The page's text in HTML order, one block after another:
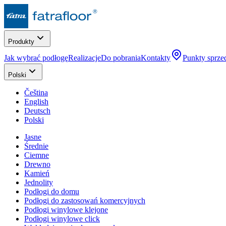
Produkty
Jak wybrać podłogęRealizacjeDo pobraniaKontakty Punkty
Polski
Čeština
English
Deutsch
Polski
Jasne
Średnie
Ciemne
Drewno
Kamień
Jednolity
Podłogi do domu
Podłogi do zastosowań komercyjnych
Podłogi winylowe klejone
Podłogi winylowe click